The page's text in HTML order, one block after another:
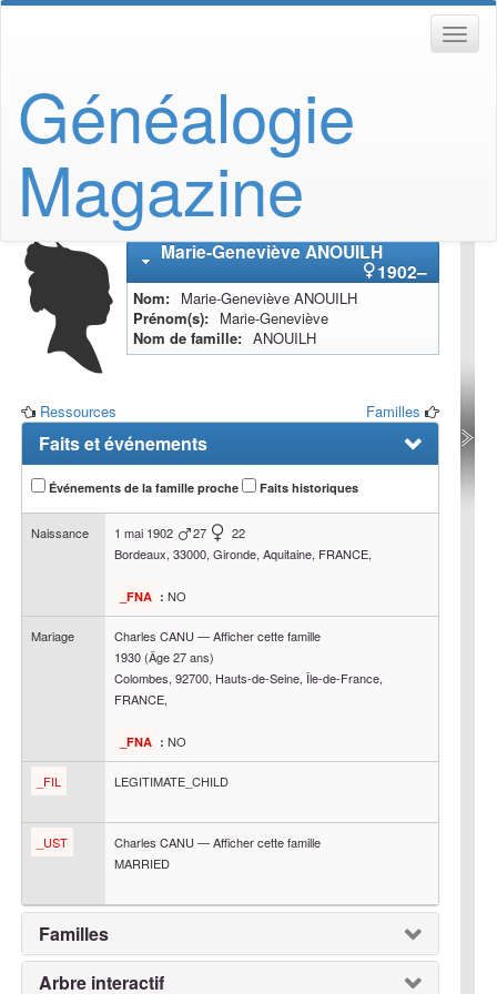
Généalogie
Magazine
Marie-GenevièveANOUILH
1902–
Nom Marie-Geneviève ANOUILH
Prénom(s)
Marie-Geneviève
Nom de famille
ANOUILH
Ressources Familles
Faits et événements
Événements de la famille proche Faits historiques
Naissance 1 mai 1902 27
22
Bordeaux, 33000, Gironde, Aquitaine, FRANCE,
_FNA : NO
Mariage Charles CANU—Afficher cette famille
1930 (Âge 27 ans)
Colombes, 92700, Hauts-de-Seine, Île-de-France,
FRANCE,
_FNA : NO
_FIL LEGITIMATE_CHILD
_UST Charles CANU—Afficher cette famille
MARRIED
Familles
Arbre interactif